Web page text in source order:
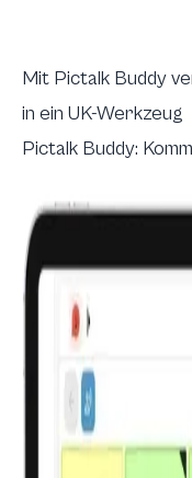
Mit Pictalk Buddy
in ein UK-Werkzeug
Pictalk Buddy: